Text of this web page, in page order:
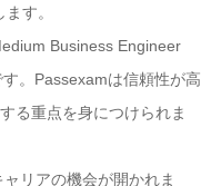
す。
Business Engineer
。Passexamは信頼性が高
る重点を身につけられま
リアの機会が開かれま